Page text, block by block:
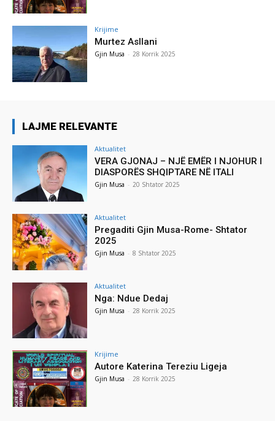
Krijime
Murtez Asllani
Gjin Musa - 28 Korrik 2025
LAJME RELEVANTE
Aktualitet
VERA GJONAJ – NJË EMËR I NJOHUR I
DIASPORËS SHQIPTARE NË ITALI
Gjin Musa - 20 Shtator 2025
Aktualitet
Pregaditi Gjin Musa-Rome- Shtator
2025
Gjin Musa - 8 Shtator 2025
Aktualitet
Nga: Ndue Dedaj
Gjin Musa - 28 Korrik 2025
Krijime
Autore Katerina Tereziu Ligeja
Gjin Musa - 28 Korrik 2025